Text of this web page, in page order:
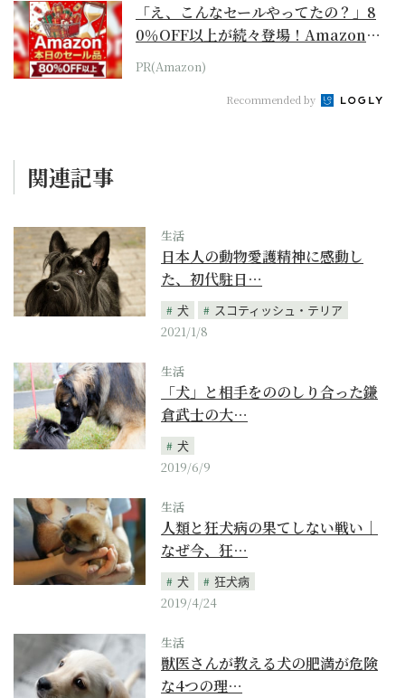
「え、こんなセールやってたの？」8
0％OFF以上が続々登場！Amazonの
本気が...
PR(Amazon)
Recommended by
関連記事
生活
日本人の動物愛護精神に感動し
た、初代駐日…
犬
スコティッシュ・テリア
2021/1/8
生活
「犬」と相手をののしり合った鎌
倉武士の大…
犬
2019/6/9
生活
人類と狂犬病の果てしない戦い｜
なぜ今、狂…
犬
狂犬病
2019/4/24
生活
獣医さんが教える犬の肥満が危険
な4つの理…